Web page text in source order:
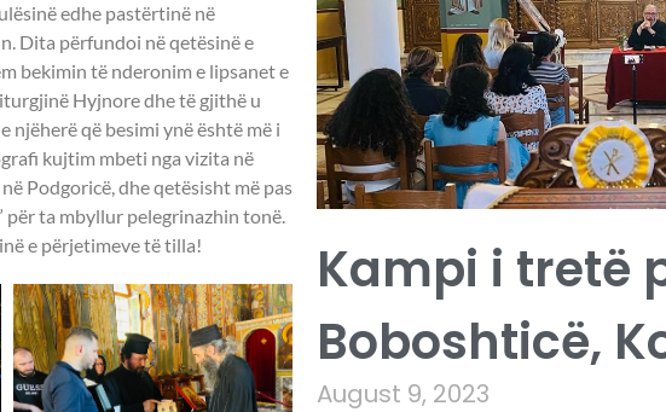
edhe pastërtinë në
Dita përfundoi në qetësinë e
bekimin të nderonim e lipsanet e
Hyjnore dhe të gjithë u
njëherë që besimi ynë është më i
kujtim mbeti nga vizita në
Podgoricë, dhe qetësisht më pas
për ta mbyllur pelegrinazhin tonë.
e përjetimeve të tilla!
Kampi i tretë
Boboshticë,
August 9, 2023